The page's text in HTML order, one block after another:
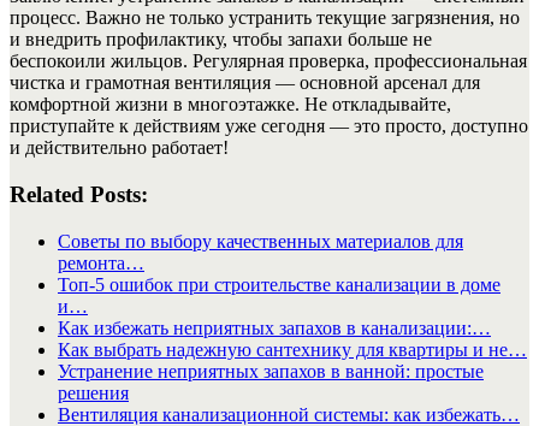
процесс. Важно не только устранить текущие загрязнения, но
и внедрить профилактику, чтобы запахи больше не
беспокоили жильцов. Регулярная проверка, профессиональная
чистка и грамотная вентиляция — основной арсенал для
комфортной жизни в многоэтажке. Не откладывайте,
приступайте к действиям уже сегодня — это просто, доступно
и действительно работает!
Related Posts:
Советы по выбору качественных материалов для
ремонта…
Топ-5 ошибок при строительстве канализации в доме
и…
Как избежать неприятных запахов в канализации:…
Как выбрать надежную сантехнику для квартиры и не…
Устранение неприятных запахов в ванной: простые
решения
Вентиляция канализационной системы: как избежать…